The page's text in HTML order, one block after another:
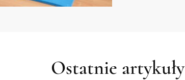
Ostatnie artykuły